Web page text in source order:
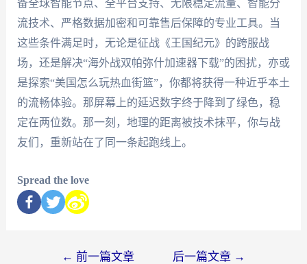
备全球智能节点、全平台支持、无限稳定流量、智能分
流技术、严格数据加密和可靠售后保障的专业工具。当
这些条件满足时，无论是征战《王国纪元》的跨服战
场，还是解决“海外战双帕弥什加速器下载”的困扰，亦或
是探索“美国怎么玩热血街篮”，你都将获得一种近乎本土
的流畅体验。那屏幕上的延迟数字终于降到了绿色，稳
定在两位数。那一刻，地理的距离被技术抹平，你与战
友们，重新站在了同一条起跑线上。
Spread the love
← 前一篇文章 后一篇文章 →